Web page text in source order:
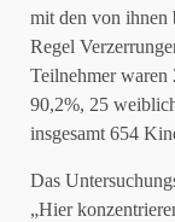
mit den von ihnen
Regel
Teilnehmer
90,2%, 25
insgesamt 654
Das
„Hier